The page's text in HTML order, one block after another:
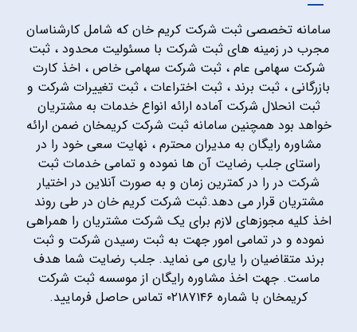
سامانه تخصصی ثبت شرکت کریم خان که شامل کارشناسان
مجرب در زمینه های ثبت شرکت با مسئولیت محدود ، ثبت
شرکت سهامی عام ، ثبت شرکت سهامی خاص ، اخذ کارت
بازرگانی ، ثبت برند ، ثبت اختراعات ، ثبت تغییرات شرکت و
ثبت انحلال شرکت آماده ارائه انواع خدمات به مشتریان
خواهد بود همچنین سامانه ثبت شرکت کریمخان ضمن ارائه
مشاوره رایگان به مدیران محترم ، نهایت سعی خود را در
راستای جلب رضایت آن ها نموده و تمامی خدمات ثبت
شرکت در را در کمترین زمان و به صورت آنلاین در اختیار
مشتریان قرار می دهد.ثبت شرکت کریم خان در طی روند
اخذ کلیه مجوزهای لازم برای یک شرکت مشتریان را همراهی
نموده و در تمامی امور جهت به ثبت رسیدن شرکت و ثبت
برند متقاضیان را یاری می نماید. جلب رضایت شما هدف
ماست. جهت اخذ مشاوره رایگان از موسسه ثبت شرکت
کریمخان با شماره ۰۲۱۸۷۱۴۶ تماس حاصل فرمایید.